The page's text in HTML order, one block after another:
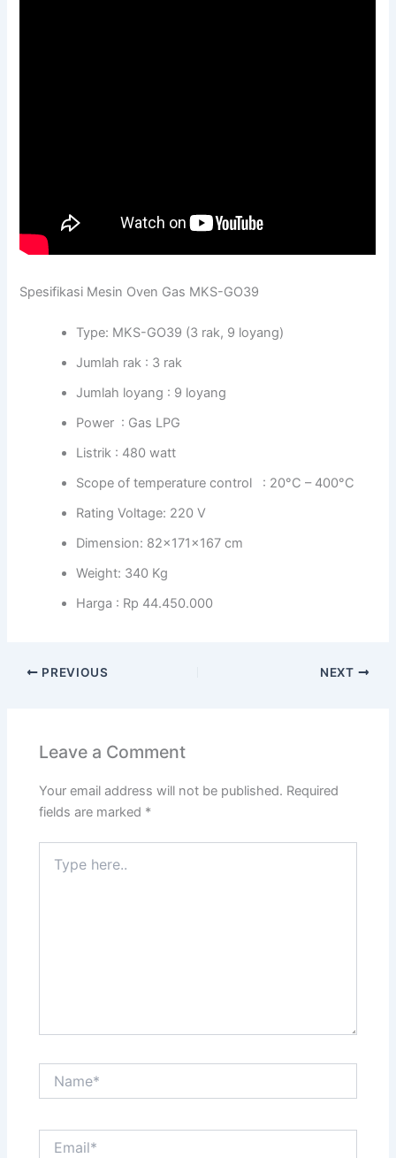
Spesifikasi Mesin Oven Gas MKS-GO39
Type: MKS-GO39 (3 rak, 9 loyang)
Jumlah rak : 3 rak
Jumlah loyang : 9 loyang
Power : Gas LPG
Listrik : 480 watt
Scope of temperature control : 20°C – 400°C
Rating Voltage: 220 V
Dimension: 82x171x167 cm
Weight: 340 Kg
Harga : Rp 44.450.000
PREVIOUS NEXT
Leave a Comment
Your email address will not be published. Required
fields are marked *
here..